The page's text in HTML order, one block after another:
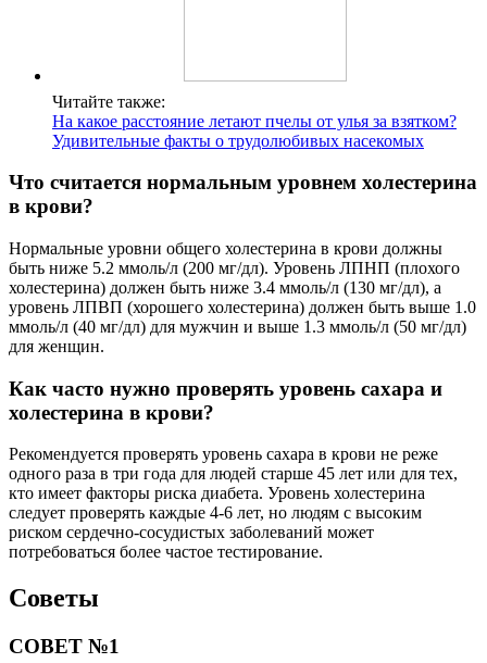
Читайте также:
На какое расстояние летают пчелы от улья за взятком?
Удивительные факты о трудолюбивых насекомых
Что считается нормальным уровнем холестерина
в крови?
Нормальные уровни общего холестерина в крови должны
быть ниже 5.2 ммоль/л (200 мг/дл). Уровень ЛПНП (плохого
холестерина) должен быть ниже 3.4 ммоль/л (130 мг/дл), а
уровень ЛПВП (хорошего холестерина) должен быть выше 1.0
ммоль/л (40 мг/дл) для мужчин и выше 1.3 ммоль/л (50 мг/дл)
для женщин.
Как часто нужно проверять уровень сахара и
холестерина в крови?
Рекомендуется проверять уровень сахара в крови не реже
одного раза в три года для людей старше 45 лет или для тех,
кто имеет факторы риска диабета. Уровень холестерина
следует проверять каждые 4-6 лет, но людям с высоким
риском сердечно-сосудистых заболеваний может
потребоваться более частое тестирование.
Советы
СОВЕТ №1